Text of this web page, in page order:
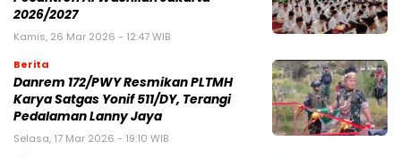
2026/2027
Kamis, 26 Mar 2026 - 12:47 WIB
Berita
Danrem 172/PWY Resmikan PLTMH
Karya Satgas Yonif 511/DY, Terangi
Pedalaman Lanny Jaya
Selasa, 17 Mar 2026 - 19:10 WIB